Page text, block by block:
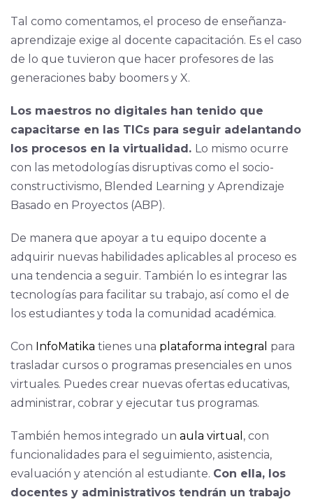
Tal como comentamos, el proceso de enseñanza-
aprendizaje exige al docente capacitación. Es el caso
de lo que tuvieron que hacer profesores de las
generaciones baby boomers y X.
Los maestros no digitales han tenido que
capacitarse en las TICs para seguir adelantando
los procesos en la virtualidad. Lo mismo ocurre
con las metodologías disruptivas como el socio-
constructivismo, Blended Learning y Aprendizaje
Basado en Proyectos (ABP).
De manera que apoyar a tu equipo docente a
adquirir nuevas habilidades aplicables al proceso es
una tendencia a seguir. También lo es integrar las
tecnologías para facilitar su trabajo, así como el de
los estudiantes y toda la comunidad académica.
Con InfoMatika tienes una plataforma integral para
trasladar cursos o programas presenciales en unos
virtuales. Puedes crear nuevas ofertas educativas,
administrar, cobrar y ejecutar tus programas.
También hemos integrado un aula virtual , con
funcionalidades para el seguimiento, asistencia,
evaluación y atención al estudiante. Con ella, los
docentes y administrativos tendrán un trabajo